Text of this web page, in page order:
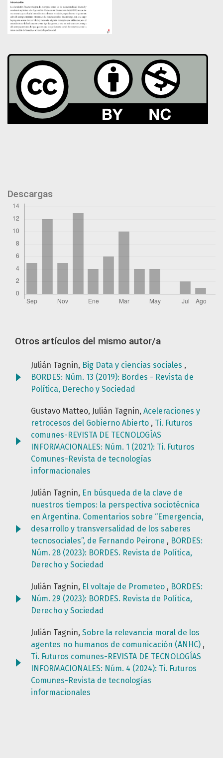
Descargas
Otros artículos del mismo autor/a
Julián Tagnin, Big Data y ciencias sociales ,
BORDES: Núm. 13 (2019): Bordes - Revista de
Política, Derecho y Sociedad
Gustavo Matteo, Julián Tagnin, Aceleraciones y
retrocesos del Gobierno Abierto , Ti. Futuros
comunes-REVISTA DE TECNOLOGÍAS
INFORMACIONALES: Núm. 1 (2021): Ti. Futuros
Comunes-Revista de tecnologías
informacionales
Julián Tagnin, En búsqueda de la clave de
nuestros tiempos: la perspectiva sociotécnica
en Argentina. Comentarios sobre “Emergencia,
desarrollo y transversalidad de los saberes
tecnosociales”, de Fernando Peirone , BORDES:
Núm. 28 (2023): BORDES. Revista de Política,
Derecho y Sociedad
Julián Tagnin, El voltaje de Prometeo , BORDES:
Núm. 29 (2023): BORDES. Revista de Política,
Derecho y Sociedad
Julián Tagnin, Sobre la relevancia moral de los
agentes no humanos de comunicación (ANHC) ,
Ti. Futuros comunes-REVISTA DE TECNOLOGÍAS
INFORMACIONALES: Núm. 4 (2024): Ti. Futuros
Comunes-Revista de tecnologías
informacionales